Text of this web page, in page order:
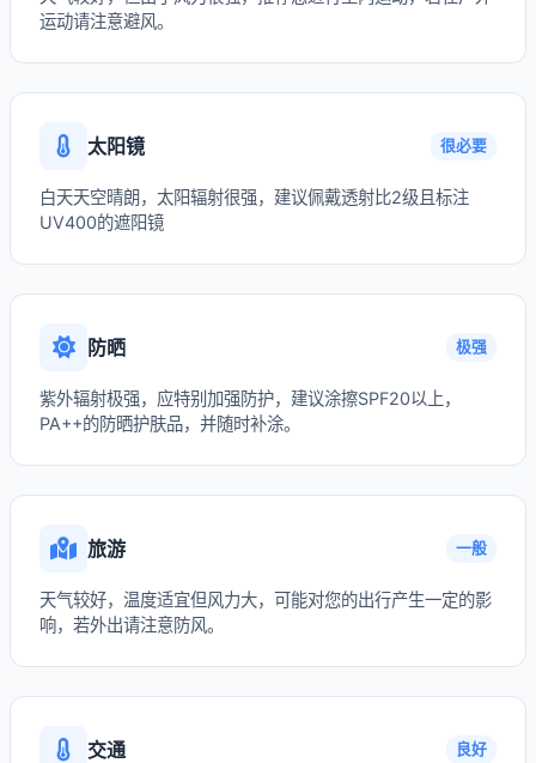
运动请注意避风。
太阳镜 很必要
白天天空晴朗，太阳辐射很强，建议佩戴透射比2级且标注
UV400的遮阳镜
防晒 极强
紫外辐射极强，应特别加强防护，建议涂擦SPF20以上，
PA++的防晒护肤品，并随时补涂。
旅游 一般
天气较好，温度适宜但风力大，可能对您的出行产生一定的影
响，若外出请注意防风。
交通 良好